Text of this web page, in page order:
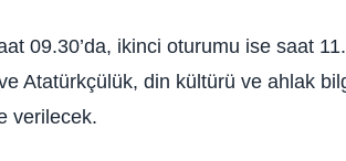
09.30’da, ikinci oturumu ise saat
Atatürkçülük, din kültürü ve ahlak
verilecek.